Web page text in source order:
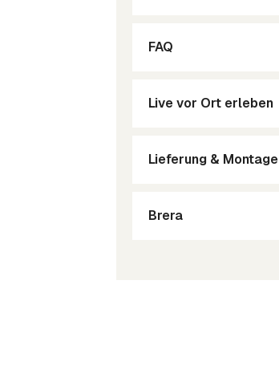
FAQ
Live vor Ort erleben
Lieferung & Montage
Brera